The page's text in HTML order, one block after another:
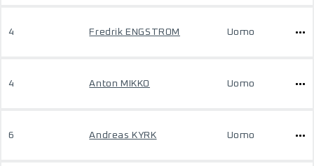
4 Fredrik ENGSTROM Uomo
4 Anton MIKKO Uomo
6 Andreas KYRK Uomo